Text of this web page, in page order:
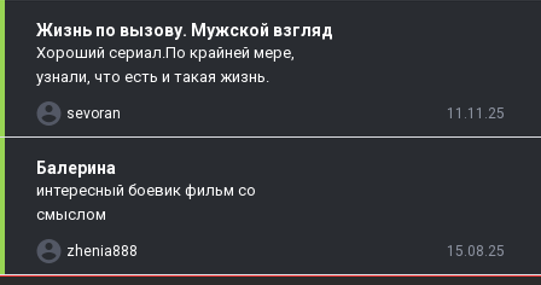
Жизнь по вызову. Мужской взгляд
Хороший сериал.По крайней мере,
узнали, что есть и такая жизнь.
sevoran 11.11.25
Балерина
интересный боевик фильм со
смыслом
zhenia888 15.08.25